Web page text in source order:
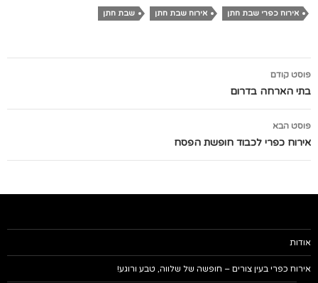
אירוח כפרי שבת חתן אירוח שבת חתן שבת חתן
ניווט
בפוסטים
פוסט קודם
בתי הארחה בדרום
פוסט הבא
אירוח כפרי לכבוד חופשת הפסח
אודות
אירוח כפרי בעין צורים – חופשה של שלווה, טבע ורוגע!